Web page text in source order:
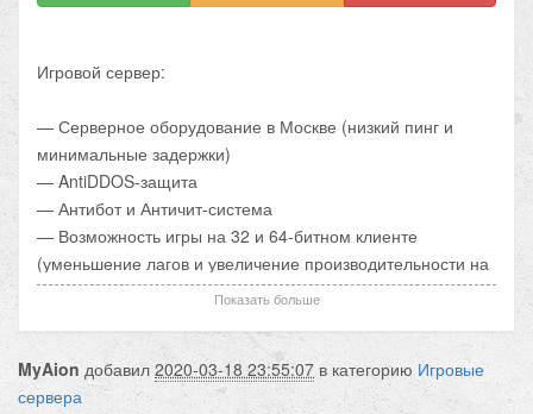
Игровой сервер:
— Серверное оборудование в Москве (низкий пинг и
минимальные задержки)
— AntiDDOS-защита
— Антибот и Античит-система
— Возможность игры на 32 и 64-битном клиенте
(уменьшение лагов и увеличение производительности на
стороне клиента)
Особенности сервера:
— Игра: Aion
Показать больше
MyAion добавил 2020-03-18 23:55:07 в категорию Игровые
сервера